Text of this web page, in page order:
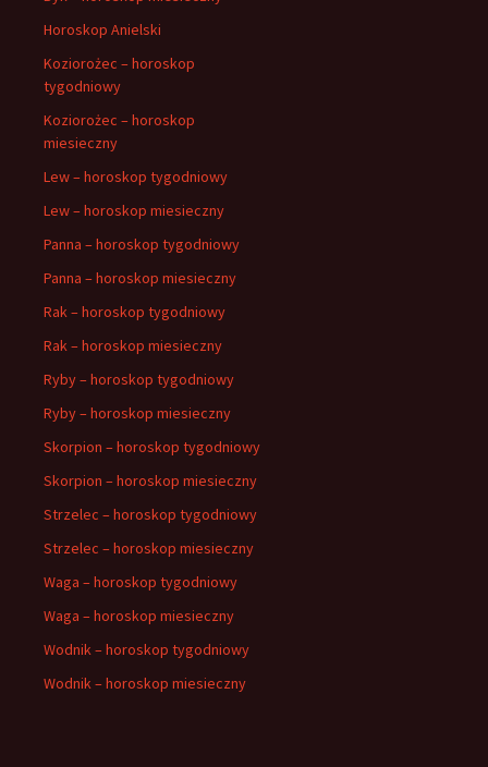
Horoskop Anielski
Koziorożec – horoskop
tygodniowy
Koziorożec – horoskop
miesieczny
Lew – horoskop tygodniowy
Lew – horoskop miesieczny
Panna – horoskop tygodniowy
Panna – horoskop miesieczny
Rak – horoskop tygodniowy
Rak – horoskop miesieczny
Ryby – horoskop tygodniowy
Ryby – horoskop miesieczny
Skorpion – horoskop tygodniowy
Skorpion – horoskop miesieczny
Strzelec – horoskop tygodniowy
Strzelec – horoskop miesieczny
Waga – horoskop tygodniowy
Waga – horoskop miesieczny
Wodnik – horoskop tygodniowy
Wodnik – horoskop miesieczny